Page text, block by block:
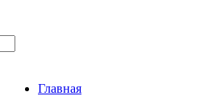
Главная